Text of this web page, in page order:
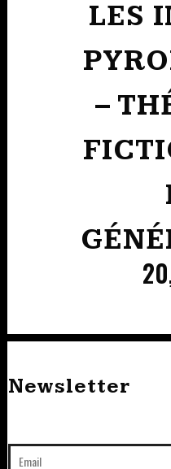
LES
–
Newsletter